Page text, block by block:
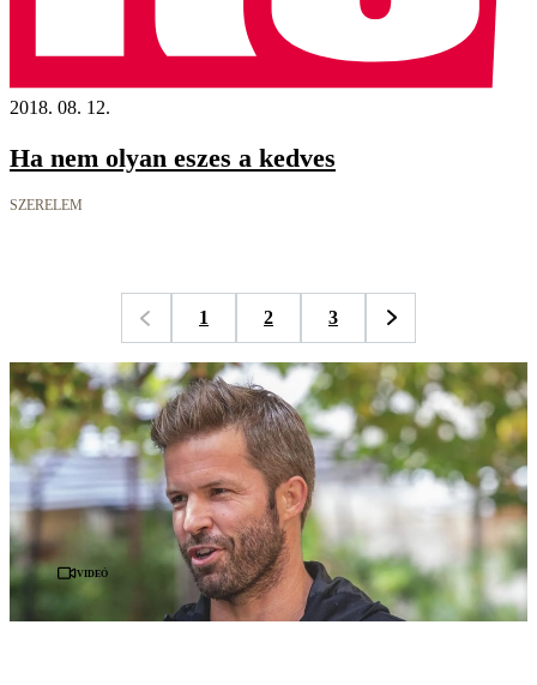
2018. 08. 12.
Ha nem olyan eszes a kedves
SZERELEM
1 2 3
Videó